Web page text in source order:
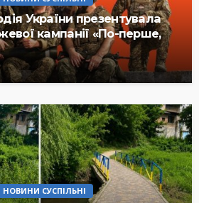
України презентувала
кампанії «По-перше,
НОВИНИ СУСПІЛЬНІ